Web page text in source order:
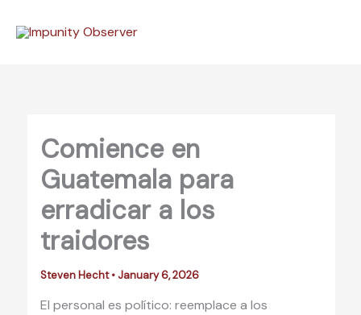
Comience en
Guatemala para
erradicar a los
traidores
Steven Hecht• January 6, 2026
El personal es político: reemplace a los